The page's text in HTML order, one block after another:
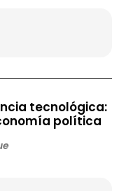
tecnológica:
política